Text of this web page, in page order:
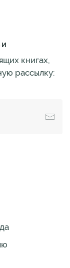
книгах,
рассылку: